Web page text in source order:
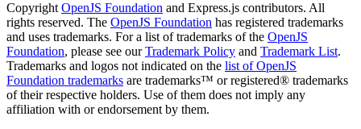
Copyright OpenJS Foundation and Express.js contributors. All
rights reserved. The OpenJS Foundation has registered trademarks
and uses trademarks. For a list of trademarks of the OpenJS
Foundation, please see ourTrademark Policy and Trademark List.
Trademarks and logos not indicated on the list of OpenJS
Foundation trademarks are trademarks™ or registered® trademarks
of their respective holders. Use of them does not imply any
affiliation with or endorsement by them.